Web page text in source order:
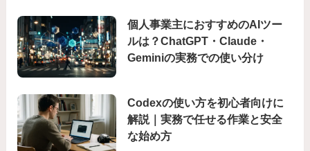
個人事業主におすすめのAIツー
ルは？ChatGPT・Claude・
Geminiの実務での使い分け
Codexの使い方を初心者向けに
解説｜実務で任せる作業と安全
な始め方